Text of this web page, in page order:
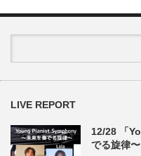
LIVE REPORT
12/28 「
でる旋律